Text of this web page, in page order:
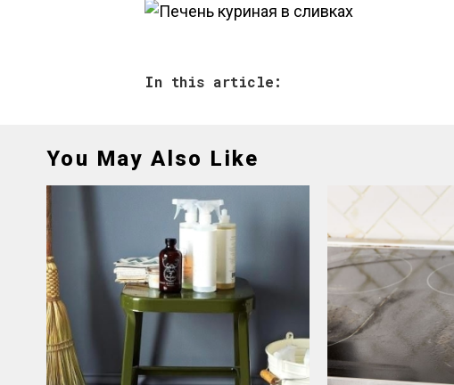
In this article:
You May Also Like